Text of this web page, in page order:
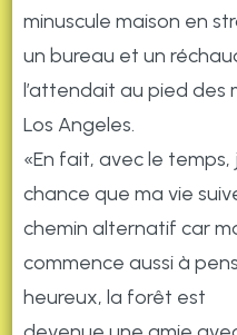
minuscule maison en
un bureau et un
l’attendait au pied des
Los Angeles.
«En fait, avec le temps,
chance que ma vie
chemin alternatif car
commence aussi à
heureux, la forêt est